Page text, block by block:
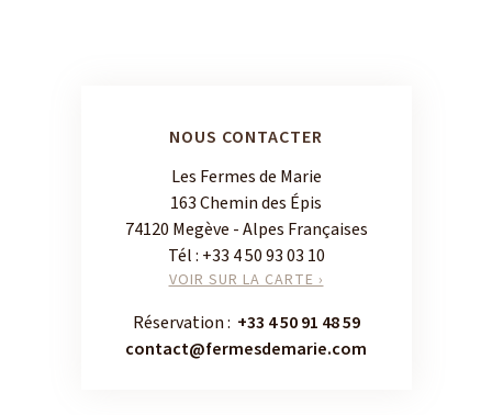
NOUS CONTACTER
Les Fermes de Marie
163 Chemin des Épis
74120 Megève - Alpes Françaises
Tél : +33 4 50 93 03 10
VOIR SUR LA CARTE ›
Réservation : +33 4 50 91 48 59
contact@fermesdemarie.com